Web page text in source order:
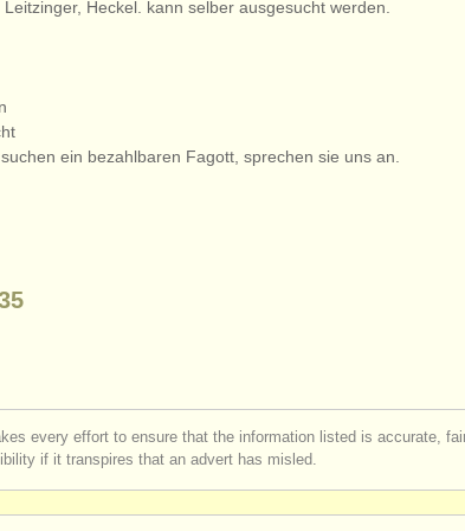
Heckel. kann selber ausgesucht werden.
ein bezahlbaren Fagott, sprechen sie uns an.
accountto continue.
every effort to ensure that the information listed is accurate,
if it transpires that an advert has misled.